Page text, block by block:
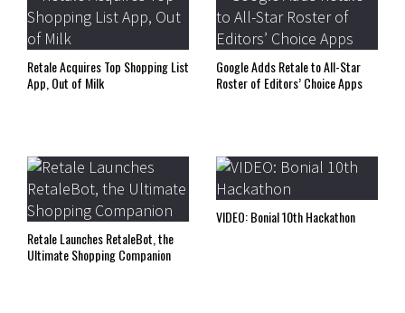
Retale Acquires Top Shopping List
App, Out of Milk
Google Adds Retale to All-Star
Roster of Editors’ Choice Apps
Retale Launches RetaleBot, the
Ultimate Shopping Companion
VIDEO: Bonial 10th Hackathon